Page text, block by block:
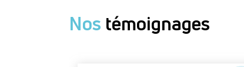
Nos témoignages